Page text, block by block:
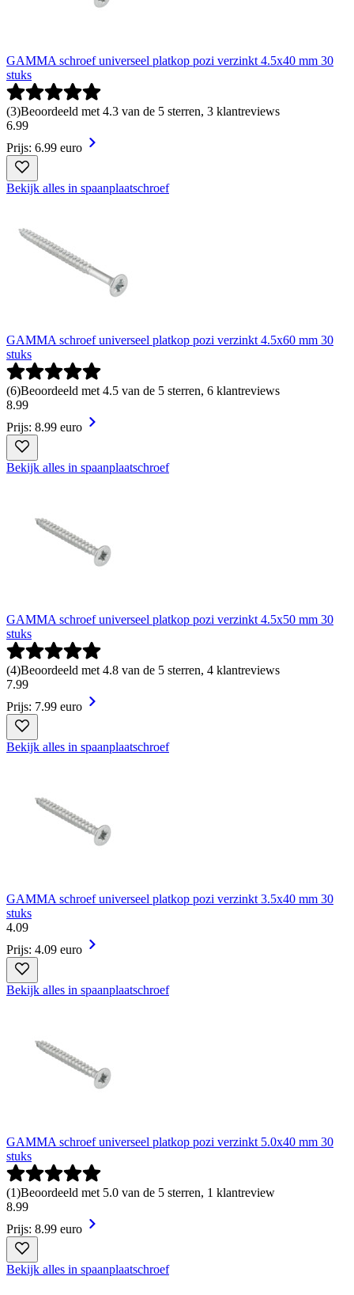
GAMMA schroef universeel platkop pozi verzinkt 4.5x40 mm 30
stuks
(3)Beoordeeld met 4.3 van de 5 sterren, 3 klantreviews
6.99
Prijs: 6.99 euro
Bekijk alles in spaanplaatschroef
GAMMA schroef universeel platkop pozi verzinkt 4.5x60 mm 30
stuks
(6)Beoordeeld met 4.5 van de 5 sterren, 6 klantreviews
8.99
Prijs: 8.99 euro
Bekijk alles in spaanplaatschroef
GAMMA schroef universeel platkop pozi verzinkt 4.5x50 mm 30
stuks
(4)Beoordeeld met 4.8 van de 5 sterren, 4 klantreviews
7.99
Prijs: 7.99 euro
Bekijk alles in spaanplaatschroef
GAMMA schroef universeel platkop pozi verzinkt 3.5x40 mm 30
stuks
4.09
Prijs: 4.09 euro
Bekijk alles in spaanplaatschroef
GAMMA schroef universeel platkop pozi verzinkt 5.0x40 mm 30
stuks
(1)Beoordeeld met 5.0 van de 5 sterren, 1 klantreview
8.99
Prijs: 8.99 euro
Bekijk alles in spaanplaatschroef